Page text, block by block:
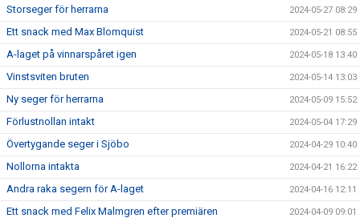
Storseger för herrarna 2024-05-27 08:29
Ett snack med Max Blomquist 2024-05-21 08:55
A-laget på vinnarspåret igen 2024-05-18 13:40
Vinstsviten bruten 2024-05-14 13:03
Ny seger för herrarna 2024-05-09 15:52
Förlustnollan intakt 2024-05-04 17:29
Övertygande seger i Sjöbo 2024-04-29 10:40
Nollorna intakta 2024-04-21 16:22
Andra raka segern för A-laget 2024-04-16 12:11
Ett snack med Felix Malmgren efter premiären 2024-04-09 09:01